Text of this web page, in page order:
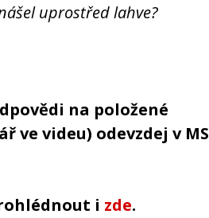
uprostřed lahve?
na položené
ve videu) odevzdej v MS
i zde.